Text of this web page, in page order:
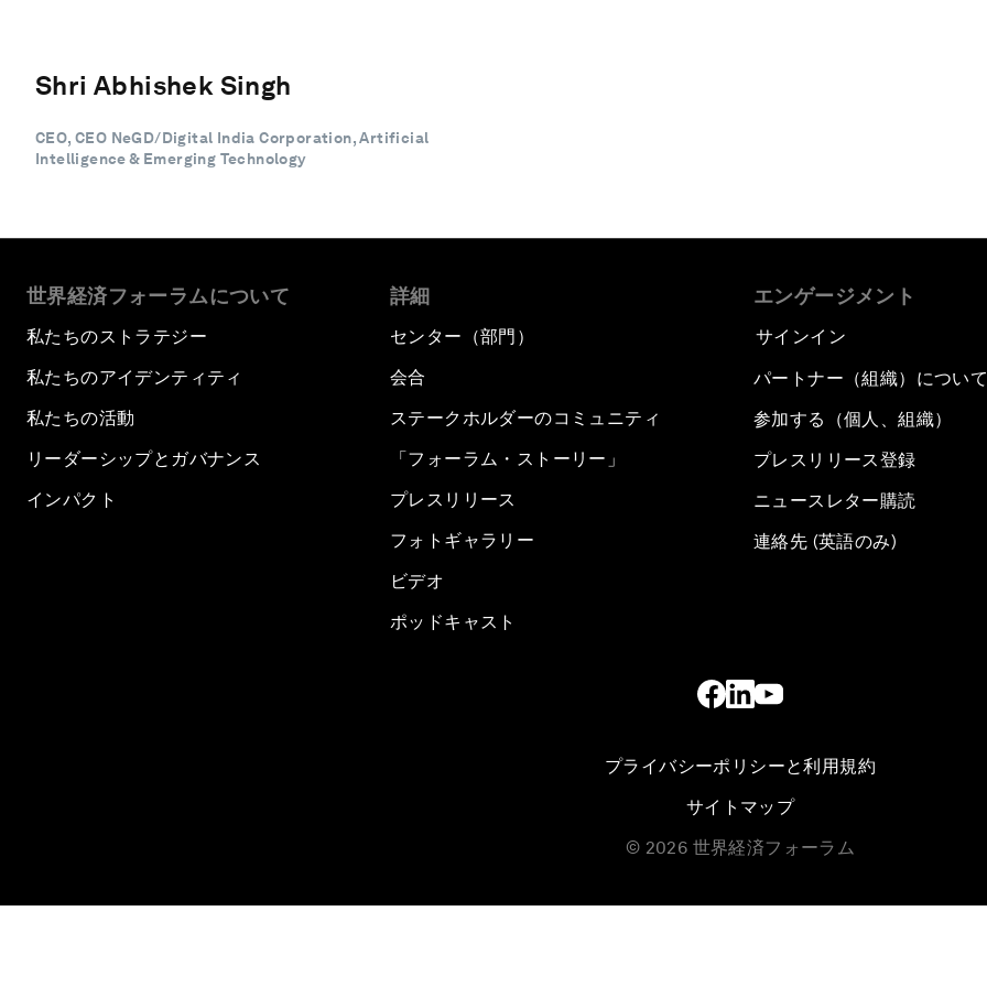
Shri Abhishek Singh
CEO, CEO NeGD/Digital India Corporation, Artificial
Intelligence & Emerging Technology
世界経済フォーラムについて
私たちのストラテジー
私たちのアイデンティティ
私たちの活動
リーダーシップとガバナンス
インパクト
詳細
センター（部門）
会合
ステークホルダーのコミュニティ
「フォーラム・ストーリー」
プレスリリース
フォトギャラリー
ビデオ
ポッドキャスト
エンゲージメント
サインイン
パートナー（組織）について
参加する（個人、組織）
プレスリリース登録
ニュースレター購読
連絡先 (英語のみ)
プライバシーポリシーと利用規約
サイトマップ
© 2026 世界経済フォーラム